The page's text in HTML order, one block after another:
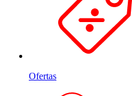
Ofertas